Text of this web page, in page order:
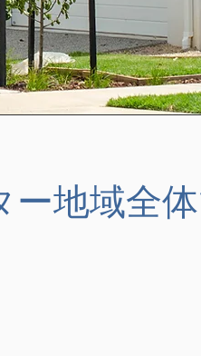
ー地域全